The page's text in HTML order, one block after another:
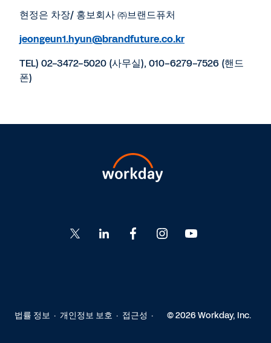
현정은 차장/ 홍보회사 ㈜브랜드퓨처
jeongeun1.hyun@brandfuture.co.kr
TEL) 02-3472-5020 (사무실), 010-6279-7526 (핸드
폰)
Go
to
to
Go
to
Go
to
to
법률 정보 개인정보 보호 접근성 © 2026 Workday, Inc.